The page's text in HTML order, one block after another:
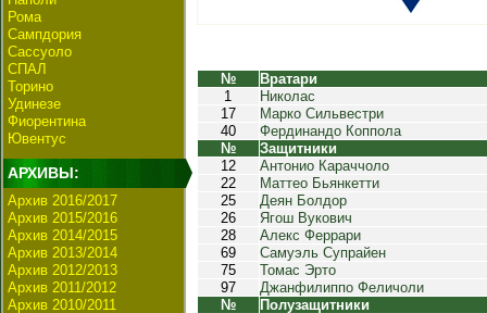
Рома
Сампдория
Сассуоло
СПАЛ
Торино
Удинезе
Фиорентина
Ювентус
АРХИВЫ:
Архив 2016/2017
Архив 2015/2016
Архив 2014/2015
Архив 2013/2014
Архив 2012/2013
Архив 2011/2012
Архив 2010/2011
№
Вратари
1
Николас
17
Марко Сильвестри
40
Фердинандо Коппола
№
Защитники
12
Антонио Караччоло
22
Маттео Бьянкетти
25
Деян Болдор
26
Ягош Вукович
28
Алекс Феррари
69
Самуэль Супрайен
75
Томас Эрто
97
Джанфилиппо Феличоли
№
Полузащитники